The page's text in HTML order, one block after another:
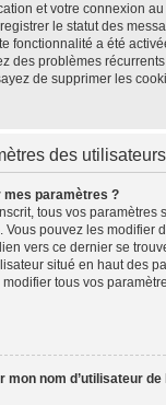
et votre connexion
le statut des
fonctionnalité a été
des problèmes
de supprimer les
des utilisateurs
mes paramètres ?
tous vos paramètres
Vous pouvez les modifier
vers ce dernier se
situé en haut des
tous vos
mon nom d’utilisateur